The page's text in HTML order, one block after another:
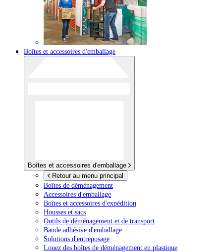
Boîtes et accessoires d'emballage
Boîtes et accessoires d'emballage
Retour au menu principal
Boîtes de déménagement
Accessoires d'emballage
Boîtes et accessoires d'expédition
Housses et sacs
Outils de déménagement et de transport
Bande adhésive d'emballage
Solutions d'entreposage
Louez des boîtes de déménagement en plastique